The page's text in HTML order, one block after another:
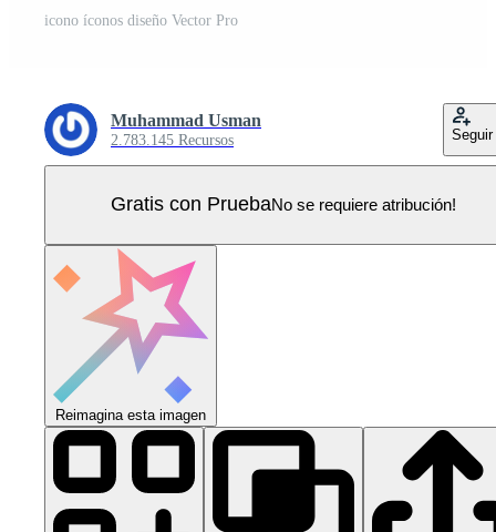
icono íconos diseño Vector Pro
Muhammad Usman
2.783.145 Recursos Seguir
Gratis con PruebaNo se requiere atribución!
Reimagina esta imagen